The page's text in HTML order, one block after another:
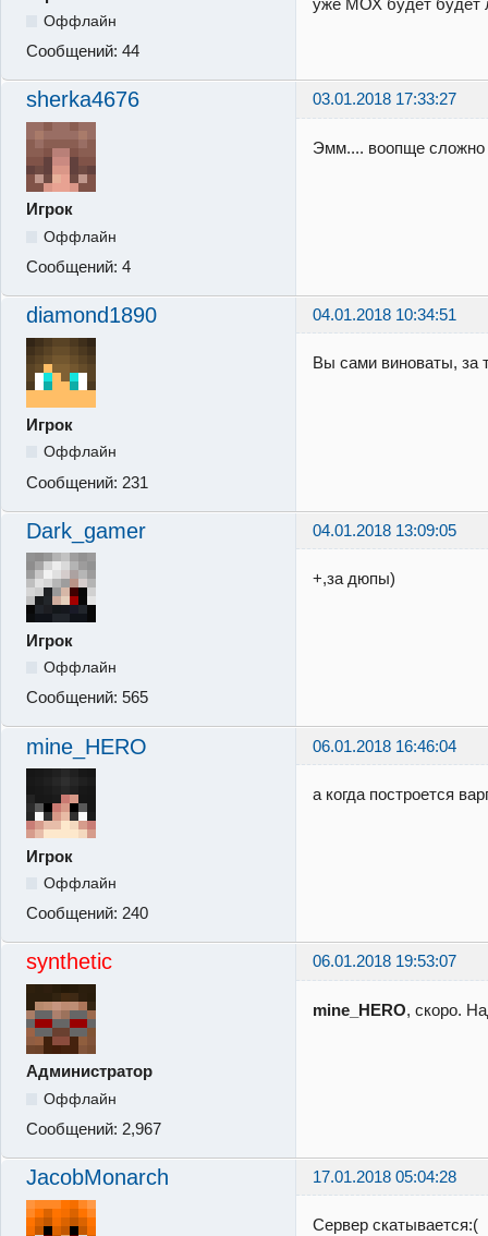
Оффлайн
Сообщений: 44
sherka4676 03.01.2018 17:33:27
Игрок
Оффлайн
Сообщений: 4
Эмм.... воопще сложно
diamond1890 04.01.2018 10:34:51
Игрок
Оффлайн
Сообщений: 231
Вы сами виноваты, за
Dark_gamer 04.01.2018 13:09:05
Игрок
Оффлайн
Сообщений: 565
+,за дюпы)
mine_HERO 06.01.2018 16:46:04
Игрок
Оффлайн
Сообщений: 240
а когда построется
synthetic 06.01.2018 19:53:07
Администратор
Оффлайн
Сообщений: 2,967
mine_HERO, скоро.
JacobMonarch 17.01.2018 05:04:28
Сервер скатывается:(